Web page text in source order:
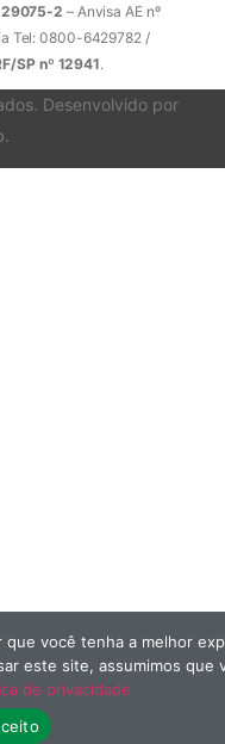
2 – Anvisa AE nº
Tel: 0800-6429782 /
SP nº 12941.
Desenvolvido por
.
você tenha a melhor
este site, assumimos que
de privacidade